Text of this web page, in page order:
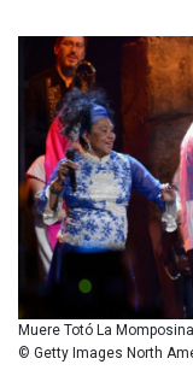
Muere Totó La
© Getty Images North